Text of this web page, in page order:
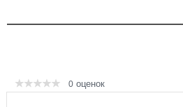
0 оценок